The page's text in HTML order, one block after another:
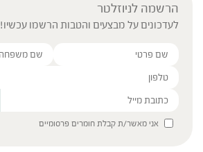
הרשמה לניוזלטר
לעדכונים על מבצעים והטבות הרשמו עכשיו!
Please leave this field empty.
אני מאשר/ת קבלת חומרים פרסומיים